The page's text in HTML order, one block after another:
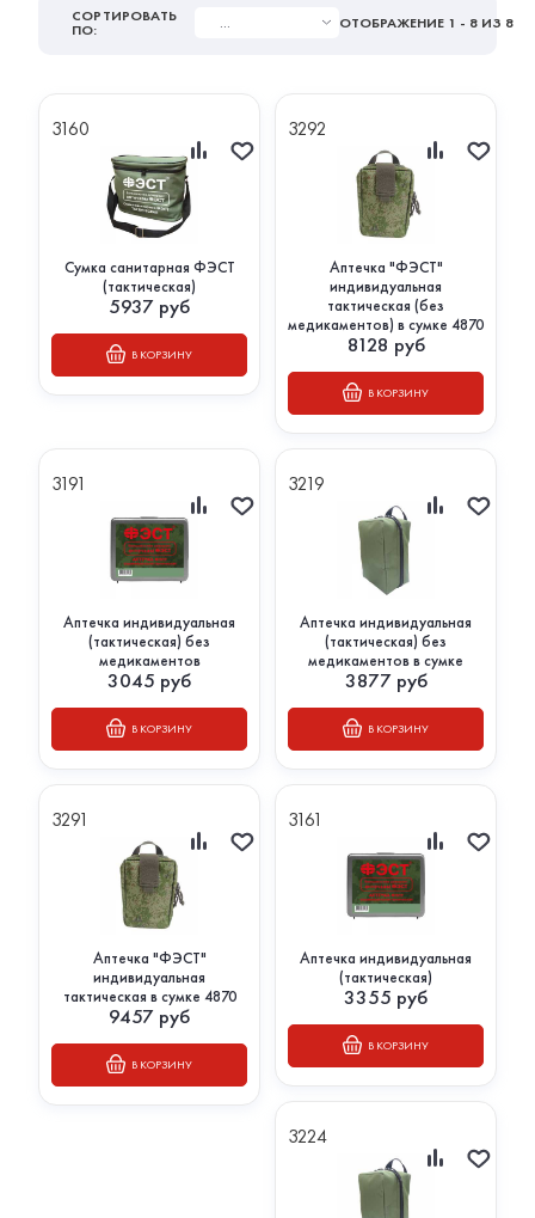
СОРТИРОВАТЬ
ПО: ... ОТОБРАЖЕНИЕ 1 - 8 ИЗ 8
3160
Сумка санитарная ФЭСТ
(тактическая)
5937 руб
В КОРЗИНУ
3292
Аптечка "ФЭСТ"
индивидуальная
тактическая (без
медикаментов) в сумке 4870
8128 руб
В КОРЗИНУ
3191
Аптечка индивидуальная
(тактическая) без
медикаментов
3045 руб
В КОРЗИНУ
3219
Аптечка индивидуальная
(тактическая) без
медикаментов в сумке
3877 руб
В КОРЗИНУ
3291
Аптечка "ФЭСТ"
индивидуальная
тактическая в сумке 4870
9457 руб
В КОРЗИНУ
3161
Аптечка индивидуальная
(тактическая)
3355 руб
В КОРЗИНУ
3224